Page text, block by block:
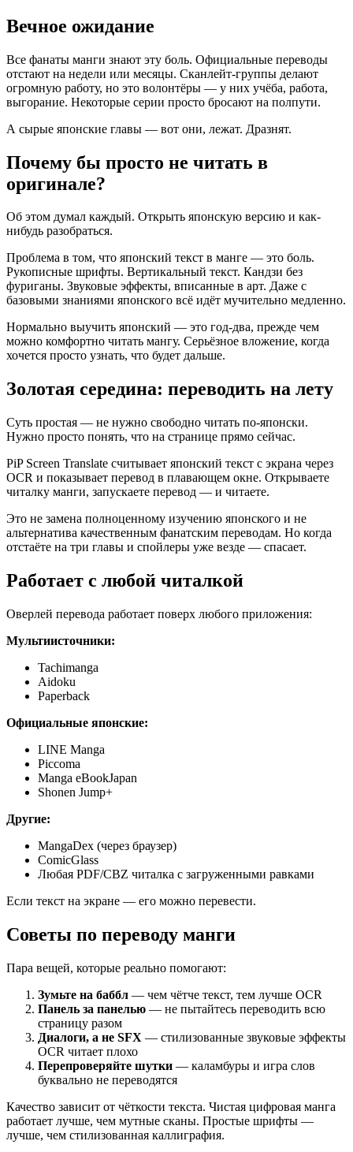
Вечное ожидание
Все фанаты манги знают эту боль. Официальные переводы
отстают на недели или месяцы. Сканлейт-группы делают
огромную работу, но это волонтёры — у них учёба, работа,
выгорание. Некоторые серии просто бросают на полпути.
А сырые японские главы — вот они, лежат. Дразнят.
Почему бы просто не читать в
оригинале?
Об этом думал каждый. Открыть японскую версию и как-
нибудь разобраться.
Проблема в том, что японский текст в манге — это боль.
Рукописные шрифты. Вертикальный текст. Кандзи без
фуриганы. Звуковые эффекты, вписанные в арт. Даже с
базовыми знаниями японского всё идёт мучительно медленно.
Нормально выучить японский — это год-два, прежде чем
можно комфортно читать мангу. Серьёзное вложение, когда
хочется просто узнать, что будет дальше.
Золотая середина: переводить на лету
Суть простая — не нужно свободно читать по-японски.
Нужно просто понять, что на странице прямо сейчас.
PiP Screen Translate считывает японский текст с экрана через
OCR и показывает перевод в плавающем окне. Открываете
читалку манги, запускаете перевод — и читаете.
Это не замена полноценному изучению японского и не
альтернатива качественным фанатским переводам. Но когда
отстаёте на три главы и спойлеры уже везде — спасает.
Работает с любой читалкой
Оверлей перевода работает поверх любого приложения:
Мультиисточники:
Tachimanga
Aidoku
Paperback
Официальные японские:
LINE Manga
Piccoma
Manga eBookJapan
Shonen Jump+
Другие:
MangaDex (через браузер)
ComicGlass
Любая PDF/CBZ читалка с загруженными равками
Если текст на экране — его можно перевести.
Советы по переводу манги
Пара вещей, которые реально помогают:
Зумьте на баббл — чем чётче текст, тем лучше OCR
Панель за панелью — не пытайтесь переводить всю
страницу разом
Диалоги, а не SFX — стилизованные звуковые эффекты
OCR читает плохо
Перепроверяйте шутки — каламбуры и игра слов
буквально не переводятся
Качество зависит от чёткости текста. Чистая цифровая манга
работает лучше, чем мутные сканы. Простые шрифты —
лучше, чем стилизованная каллиграфия.